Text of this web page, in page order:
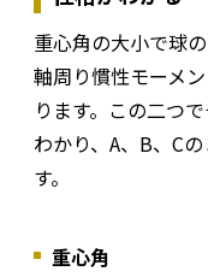
重心角の大小で球
軸周り慣性モーメ
ります。この二つ
わかり、A、B、C
す。
重心角